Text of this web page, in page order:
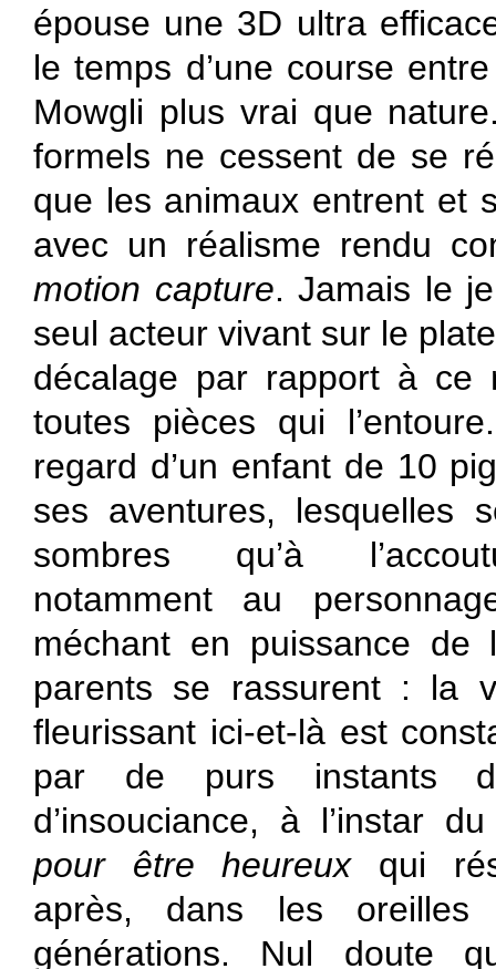
épouse une 3D ultra
le temps d’une course
Mowgli plus vrai que
formels ne cessent de se
que les animaux entrent et
avec un réalisme rendu
motion capture. Jamais le
seul acteur vivant sur le
décalage par rapport à ce
toutes pièces qui
regard d’un enfant de 10
ses aventures, lesquelles
sombres qu’à
notamment au
méchant en puissance de
parents se rassurent : la
fleurissant ici-et-là est
par de purs instants
d’insouciance, à l’instar
pour être heureuxqui
après, dans les oreilles
générations. Nul doute